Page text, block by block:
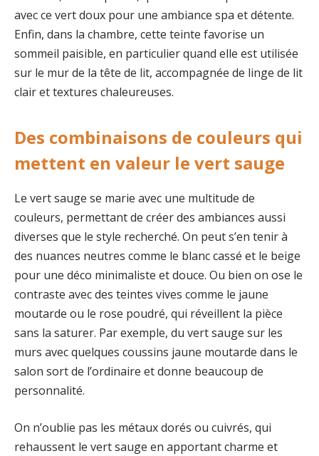
avec ce vert doux pour une ambiance spa et détente.
Enfin, dans la chambre, cette teinte favorise un
sommeil paisible, en particulier quand elle est utilisée
sur le mur de la tête de lit, accompagnée de linge de lit
clair et textures chaleureuses.
Des combinaisons de couleurs qui
mettent en valeur le vert sauge
Le vert sauge se marie avec une multitude de
couleurs, permettant de créer des ambiances aussi
diverses que le style recherché. On peut s’en tenir à
des nuances neutres comme le blanc cassé et le beige
pour une déco minimaliste et douce. Ou bien on ose le
contraste avec des teintes vives comme le jaune
moutarde ou le rose poudré, qui réveillent la pièce
sans la saturer. Par exemple, du vert sauge sur les
murs avec quelques coussins jaune moutarde dans le
salon sort de l’ordinaire et donne beaucoup de
personnalité.
On n’oublie pas les métaux dorés ou cuivrés, qui
rehaussent le vert sauge en apportant charme et